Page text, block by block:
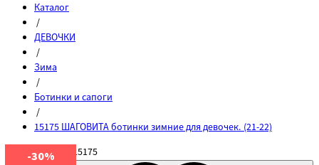
Каталог
/
ДЕВОЧКИ
/
Зима
/
Ботинки и сапоги
/
15175 ШАГОВИТА ботинки зимние для девочек. (21-22)
Артикул
15175
-30%